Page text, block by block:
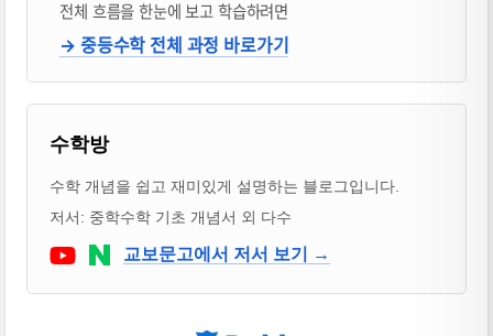
전체 흐름을 한눈에 보고 학습하려면
→ 중등수학 전체 과정 바로가기
블로거 & 출판 교재 소개
수학방
수학 개념을 쉽고 재미있게 설명하는 블로그입니다.
저서: 중학수학 기초 개념서 외 다수
Youtube네이버 블로그
교보문고에서 저서 보기 →